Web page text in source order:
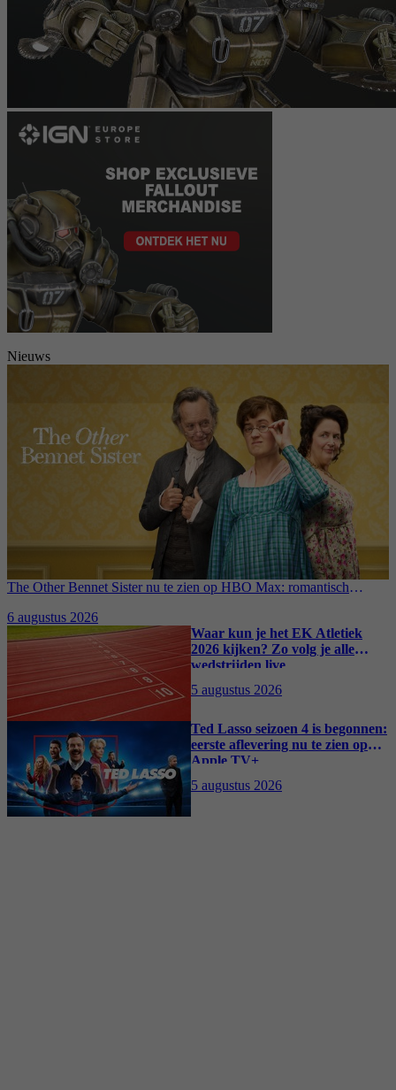
Nieuws
The Other Bennet Sister nu te zien op HBO Max: romantisch
6 augustus 2026
Waar kun je het EK Atletiek
2026 kijken? Zo volg je alle
wedstrijden live
5 augustus 2026
Ted Lasso seizoen 4 is begonnen:
eerste aflevering nu te zien op
Apple TV+
5 augustus 2026